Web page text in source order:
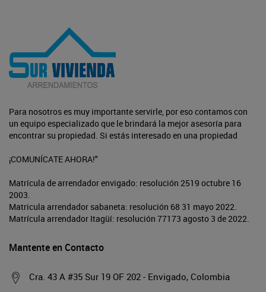
Para nosotros es muy importante servirle, por eso contamos con
un equipo especializado que le brindará la mejor asesoría para
encontrar su propiedad. Si estás interesado en una propiedad
¡COMUNÍCATE AHORA!"
Matrícula de arrendador envigado: resolución 2519 octubre 16
2003.
Matricula arrendador sabaneta: resolución 68 31 mayo 2022.
Matrícula arrendador Itagüí: resolución 77173 agosto 3 de 2022.
Mantente en Contacto
Cra. 43 A #35 Sur 19 OF 202 - Envigado, Colombia